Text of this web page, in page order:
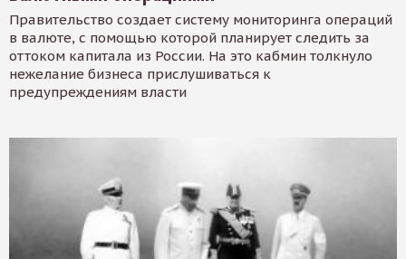
Правительство создает систему мониторинга операций
в валюте, с помощью которой планирует следить за
оттоком капитала из России. На это кабмин толкнуло
нежелание бизнеса прислушиваться к
предупреждениям власти